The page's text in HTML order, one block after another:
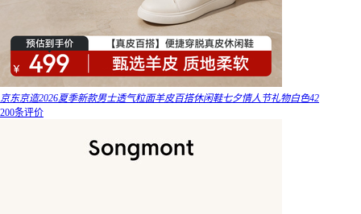
京东京造2026夏季新款男士透气粒面羊皮百搭休闲鞋七夕情人节礼物白色42
200条评价